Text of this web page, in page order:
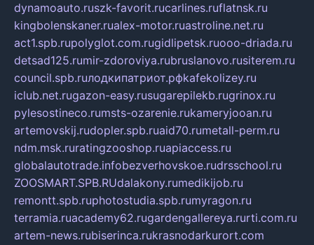
dynamoauto.ruszk-favorit.rucarlines.ruflatnsk.ru
kingbolenskaner.rualex-motor.ruastroline.net.ru
act1.spb.rupolyglot.com.rugidlipetsk.ruooo-driada.ru
detsad125.rumir-zdoroviya.rubruslanovo.rusiterem.ru
council.spb.ruлодкипатриот.рфkafekolizey.ru
iclub.net.rugazon-easy.rusugarepilekb.rugrinox.ru
pylesostineco.rumsts-ozarenie.rukameryjooan.ru
artemovskij.rudopler.spb.ruaid70.rumetall-perm.ru
ndm.msk.ruratingzooshop.ruapiaccess.ru
globalautotrade.infobezverhovskoe.rudrsschool.ru
ZOOSMART.SPB.RUdalakony.rumedikijob.ru
remontt.spb.ruphotostudia.spb.rumyragon.ru
terramia.ruacademy62.rugardengallereya.rurti.com.ru
artem-news.rubiserinca.rukrasnodarkurort.com